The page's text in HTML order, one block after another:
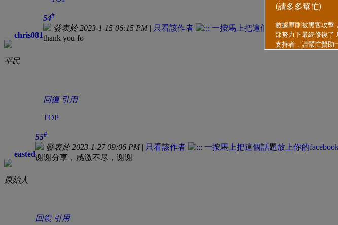
chris081
平民
54#
發表於 2023-1-15 06:15 PM| 只看該作者
thank you fo
回復 引用
TOP
easted
原始人
55#
發表於 2023-1-27 09:06 PM| 只看該作者
谢谢分享，感激不尽，谢谢
回復 引用